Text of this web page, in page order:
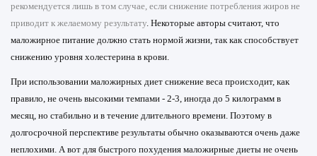
рекомендуется лишь в том случае, если снижение потребления жиров не
приводит к желаемому результату. Некоторые авторы считают, что
маложирное питание должно стать нормой жизни, так как способствует
снижению уровня холестерина в крови.
При использовании маложирных диет снижение веса происходит, как
правило, не очень высокими темпами - 2-3, иногда до 5 килограмм в
месяц, но стабильно и в течение длительного времени. Поэтому в
долгосрочной перспективе результаты обычно оказываются очень даже
неплохими. А вот для быстрого похудения маложирные диеты не очень